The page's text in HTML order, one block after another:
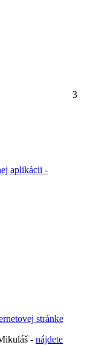
3
aplikácii -
stránke
- nájdete